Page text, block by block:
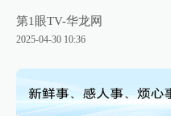
第1眼TV-华龙网
2025-04-30 10:36